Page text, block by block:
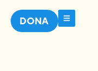
DONA